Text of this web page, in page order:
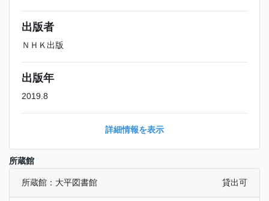
出版者
ＮＨＫ出版
出版年
2019.8
詳細情報を表示
所蔵館
所蔵館：大平図書館 貸出可